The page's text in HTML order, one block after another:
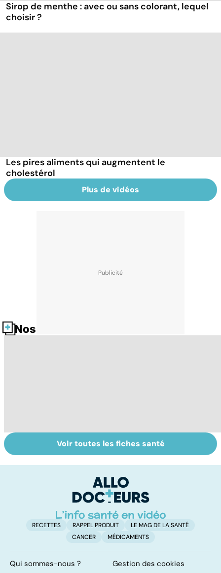
Sirop de menthe : avec ou sans colorant, lequel
choisir ?
Les pires aliments qui augmentent le
cholestérol
Plus de vidéos
Nos fiches santé
Tout savoir sur
les infections
Covid-19 : tout
savoir sur la
Voir toutes les fiches santé
RECETTES RAPPEL PRODUIT
LE MAG DE LA SANTÉ
CANCER
MÉDICAMENTS
Qui sommes-nous ?
Gestion des cookies